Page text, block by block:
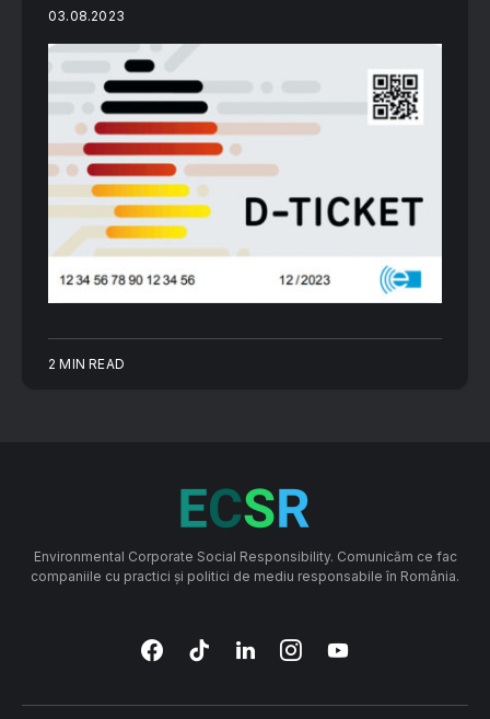
03.08.2023
2 MIN READ
Environmental Corporate Social Responsibility. Comunicăm ce fac
companiile cu practici și politici de mediu responsabile în România.